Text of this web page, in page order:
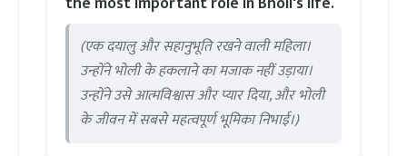
(एक दयालु और सहानुभूति रखने वाली महिला।
उन्होंने भोली के हकलाने का मजाक नहीं उड़ाया।
उन्होंने उसे आत्मविश्वास और प्यार दिया, और भोली
के जीवन में सबसे महत्वपूर्ण भूमिका निभाई।)